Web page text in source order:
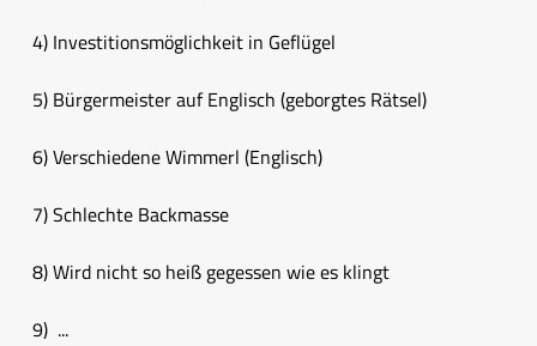
4) Investitionsmöglichkeit in Geflügel
5) Bürgermeister auf Englisch (geborgtes Rätsel)
6) Verschiedene Wimmerl (Englisch)
7) Schlechte Backmasse
8) Wird nicht so heiß gegessen wie es klingt
9) ...